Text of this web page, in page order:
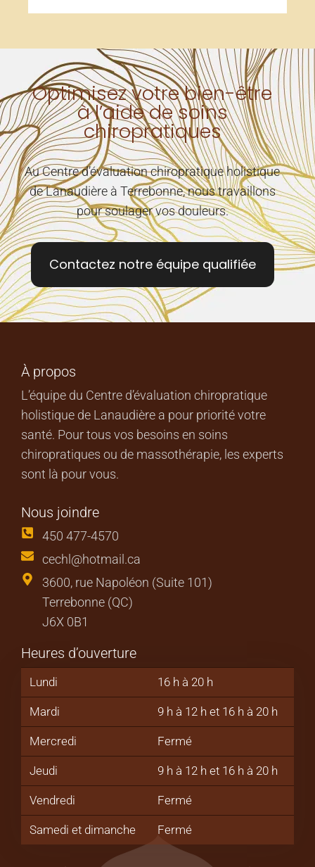
Optimisez votre bien-être
à l’aide de soins
chiropratiques
Au Centre d’évaluation chiropratique holistique
de Lanaudière à Terrebonne, nous travaillons
pour soulager vos douleurs.
Contactez notre équipe qualifiée
À propos
L’équipe du Centre d’évaluation chiropratique
holistique de Lanaudière a pour priorité votre
santé. Pour tous vos besoins en soins
chiropratiques ou de massothérapie, les experts
sont là pour vous.
Heures d’ouverture
Lundi 16 h à 20 h
Mardi 9 h à 12 h et 16 h à 20 h
Mercredi Fermé
Jeudi 9 h à 12 h et 16 h à 20 h
Vendredi Fermé
Samedi et dimanche Fermé
Nous joindre
450 477-4570
cechl@hotmail.ca
3600, rue Napoléon (Suite 101)
Terrebonne (QC)
J6X 0B1